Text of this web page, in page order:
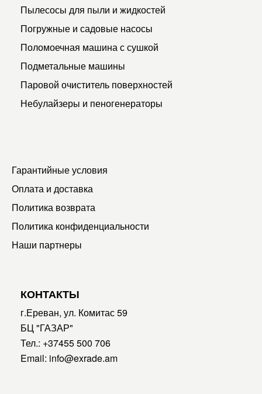
Пылесосы для пыли и жидкостей
Погружные и садовые насосы
Поломоечная машина с сушкой
Подметальные машины
Паровой очиститель поверхностей
Небулайзеры и пеногенераторы
Гарантийные условия
Оплата и доставка
Политика возврата
Политика конфиденциальности
Наши партнеры
КОНТАКТЫ
г.Ереван, ул. Комитас 59
БЦ "ГАЗАР"
Тел.: +37455 500 706
Email: info@exrade.am